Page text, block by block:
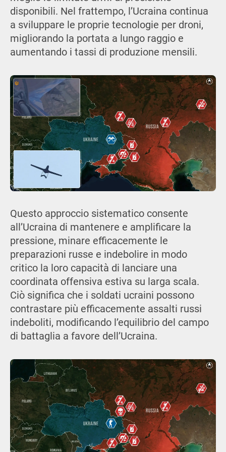
disponibili. Nel frattempo, l’Ucraina continua
a sviluppare le proprie tecnologie per droni,
migliorando la portata a lungo raggio e
aumentando i tassi di produzione mensili.
Questo approccio sistematico consente
all’Ucraina di mantenere e amplificare la
pressione, minare efficacemente le
preparazioni russe e indebolire in modo
critico la loro capacità di lanciare una
coordinata offensiva estiva su larga scala.
Ciò significa che i soldati ucraini possono
contrastare più efficacemente assalti russi
indeboliti, modificando l’equilibrio del campo
di battaglia a favore dell’Ucraina.